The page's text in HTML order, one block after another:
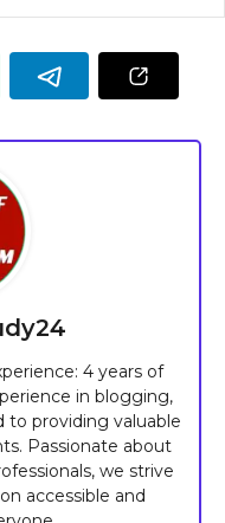
4 years of
in blogging,
to providing valuable
Passionate about
we strive
accessible and